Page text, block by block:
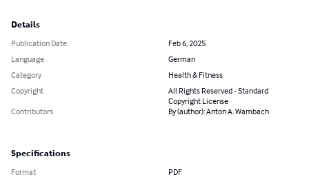
Details
Publication Date
Feb 6, 2025
Language
German
Category
Health & Fitness
Copyright
All Rights Reserved - Standard
Copyright License
Contributors
By (author): Anton A. Wambach
Specifications
Format PDF